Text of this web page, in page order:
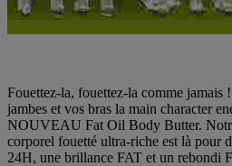
Fouettez-la, fouettez-la comme jamais
jambes et vos bras la main character
NOUVEAU Fat Oil Body Butter.
corporel fouetté ultra-riche est là pour
24H, une brillance FAT et un rebondi